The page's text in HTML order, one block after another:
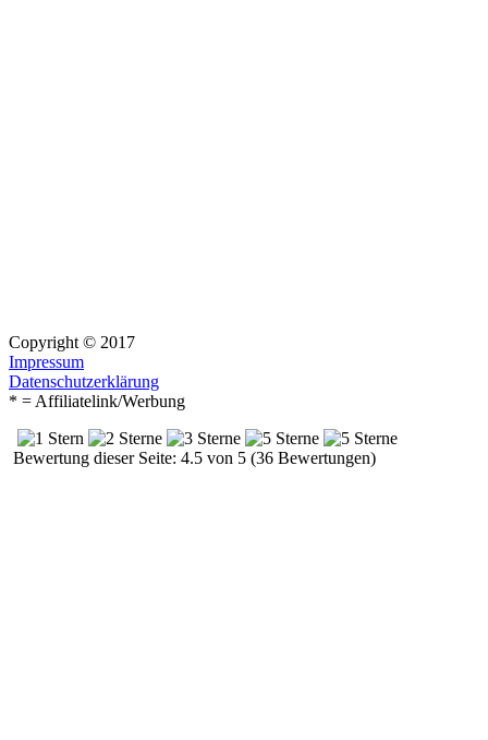
Copyright © 2017
Impressum
Datenschutzerklärung
* = Affiliatelink/Werbung
Bewertung dieser Seite: 4.5 von 5 (36 Bewertungen)